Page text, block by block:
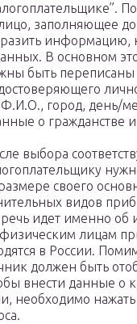
заполняющее
информацию,
В основном
быть переписаны
Ф.И.О., город, день/
о гражданстве и
выбора
своего
видов
идет именно об
лицам
в России.
должен быть
внести данные о
необходимо нажать